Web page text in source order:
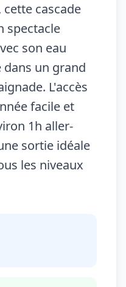
cette cascade
spectacle
son eau
un grand
L'accès
facile et
1h aller-
sortie idéale
les niveaux